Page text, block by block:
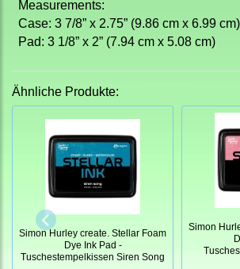
Measurements:
Case: 3 7/8” x 2.75” (9.86 cm x 6.99 cm)
Pad: 3 1/8” x 2” (7.94 cm x 5.08 cm)
Ähnliche Produkte:
Simon Hurley create. Stellar Foam
Dye Ink Pad -
Tuschestempelkissen Siren Song
Simon